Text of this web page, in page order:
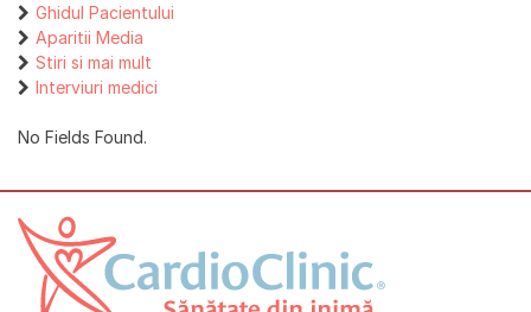
Ghidul Pacientului
Aparitii Media
Stiri si mai mult
Interviuri medici
No Fields Found.